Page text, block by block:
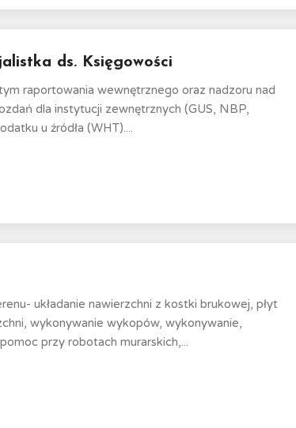
ds. Księgowości
raportowania wewnętrznego oraz nadzoru nad
dla instytucji zewnętrznych (GUS, NBP,
u źródła (WHT)....
układanie nawierzchni z kostki brukowej, płyt
wykonywanie wykopów, wykonywanie,
przy robotach murarskich,...